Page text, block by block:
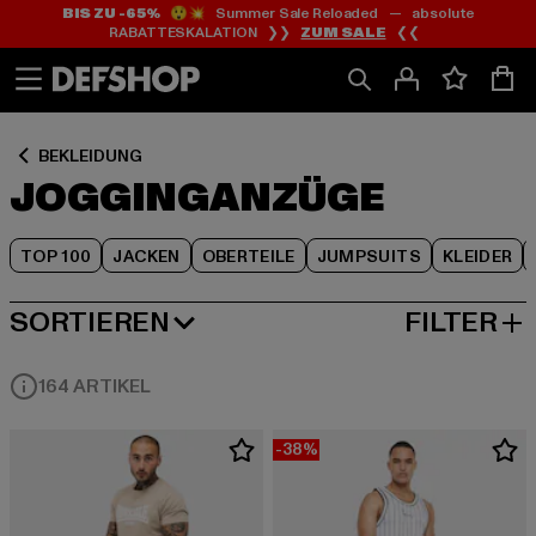
Zum
Inhalt
springen
Zum
Fußzeile
springen
BIS ZU -65%😲💥 Summer Sale Reloaded — absolute
RABATTESKALATION ❯❯ ZUM SALE ❮❮
BEKLEIDUNG
JOGGINGANZÜGE
TOP 100 JACKEN OBERTEILE JUMPSUITS KLEIDER
Zum
Produktraster
springen
SORTIEREN
BELIEBTESTE FILTER
164 ARTIKEL
-38%